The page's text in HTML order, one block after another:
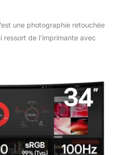
une photographie retouchée
de l’imprimante avec